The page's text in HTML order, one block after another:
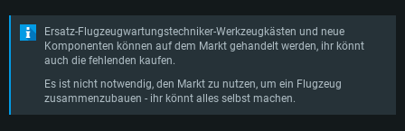
Ersatz-Flugzeugwartungstechniker-Werkzeugkästen und neue
Komponenten können auf dem Markt gehandelt werden, ihr könnt
auch die fehlenden kaufen.
Es ist nicht notwendig, den Markt zu nutzen, um ein Flugzeug
zusammenzubauen - ihr könnt alles selbst machen.